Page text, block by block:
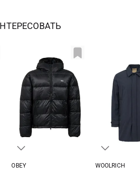
OBEY
WOOLRICH